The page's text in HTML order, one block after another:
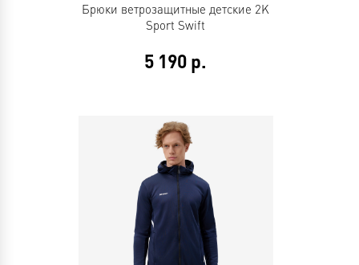
Брюки ветрозащитные детские 2K
Sport Swift
5 190 р.